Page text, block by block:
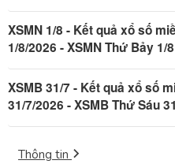
XSMN 1/8 - Kết quả xổ số
1/8/2026 - XSMN Thứ Bảy 1/8
XSMB 31/7 - Kết quả xổ số
31/7/2026 - XSMB Thứ Sáu
Thông tin